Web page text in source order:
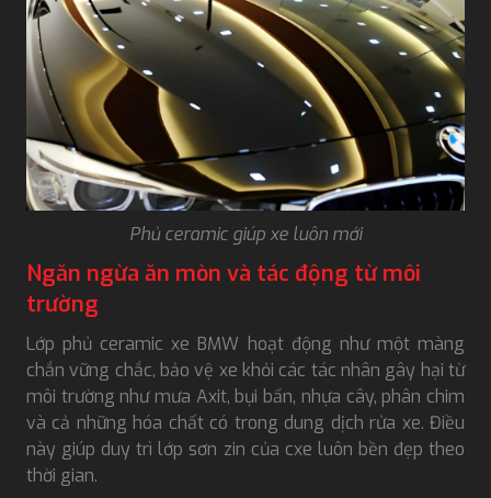
Phủ ceramic giúp xe luôn mới
Ngăn ngừa ăn mòn và tác động từ môi
trường
Lớp phủ ceramic xe BMW hoạt động như một màng
chắn vững chắc, bảo vệ xe khỏi các tác nhân gây hại từ
môi trường như mưa Axit, bụi bẩn, nhựa cây, phân chim
và cả những hóa chất có trong dung dịch rửa xe. Điều
này giúp duy trì lớp sơn zin của cxe luôn bền đẹp theo
thời gian.